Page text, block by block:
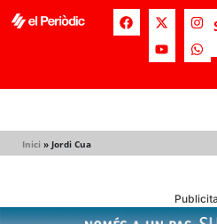
Inici » Jordi Cua